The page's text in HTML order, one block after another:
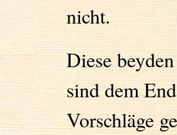
nicht.
Diese
sind dem
Vorschläge